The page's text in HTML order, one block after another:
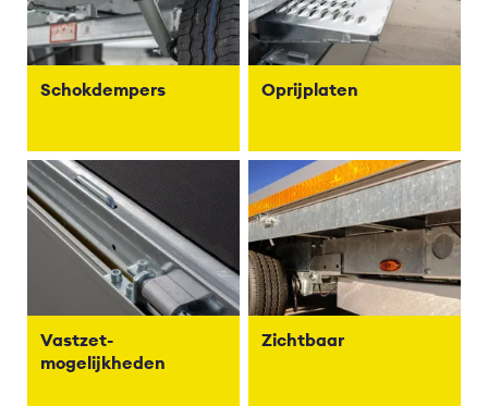
Schokdempers Oprijplaten
Vastzet-
mogelijkheden
Zichtbaar